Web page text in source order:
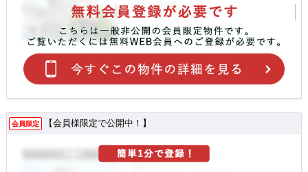
会員限定 【会員様限定で公開中！】